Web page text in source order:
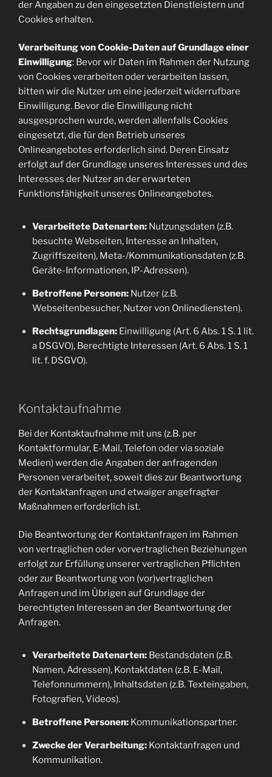
der Angaben zu den eingesetzten Dienstleistern und
Cookies erhalten.
Verarbeitung von Cookie-Daten auf Grundlage einer
Einwilligung: Bevor wir Daten im Rahmen der Nutzung
von Cookies verarbeiten oder verarbeiten lassen,
bitten wir die Nutzer um eine jederzeit widerrufbare
Einwilligung. Bevor die Einwilligung nicht
ausgesprochen wurde, werden allenfalls Cookies
eingesetzt, die für den Betrieb unseres
Onlineangebotes erforderlich sind. Deren Einsatz
erfolgt auf der Grundlage unseres Interesses und des
Interesses der Nutzer an der erwarteten
Funktionsfähigkeit unseres Onlineangebotes.
Verarbeitete Datenarten:Nutzungsdaten (z.B.
besuchte Webseiten, Interesse an Inhalten,
Zugriffszeiten), Meta-/Kommunikationsdaten (z.B.
Geräte-Informationen, IP-Adressen).
Betroffene Personen:Nutzer (z.B.
Webseitenbesucher, Nutzer von Onlinediensten).
Rechtsgrundlagen:Einwilligung (Art. 6 Abs. 1 S. 1 lit.
a DSGVO), Berechtigte Interessen (Art. 6 Abs. 1 S. 1
lit. f. DSGVO).
Kontaktaufnahme
Bei der Kontaktaufnahme mit uns (z.B. per
Kontaktformular, E-Mail, Telefon oder via soziale
Medien) werden die Angaben der anfragenden
Personen verarbeitet, soweit dies zur Beantwortung
der Kontaktanfragen und etwaiger angefragter
Maßnahmen erforderlich ist.
Die Beantwortung der Kontaktanfragen im Rahmen
von vertraglichen oder vorvertraglichen Beziehungen
erfolgt zur Erfüllung unserer vertraglichen Pflichten
oder zur Beantwortung von (vor)vertraglichen
Anfragen und im Übrigen auf Grundlage der
berechtigten Interessen an der Beantwortung der
Anfragen.
Verarbeitete Datenarten:Bestandsdaten (z.B.
Namen, Adressen), Kontaktdaten (z.B. E-Mail,
Telefonnummern), Inhaltsdaten (z.B. Texteingaben,
Fotografien, Videos).
Betroffene Personen:Kommunikationspartner.
Zwecke der Verarbeitung:Kontaktanfragen und
Kommunikation.